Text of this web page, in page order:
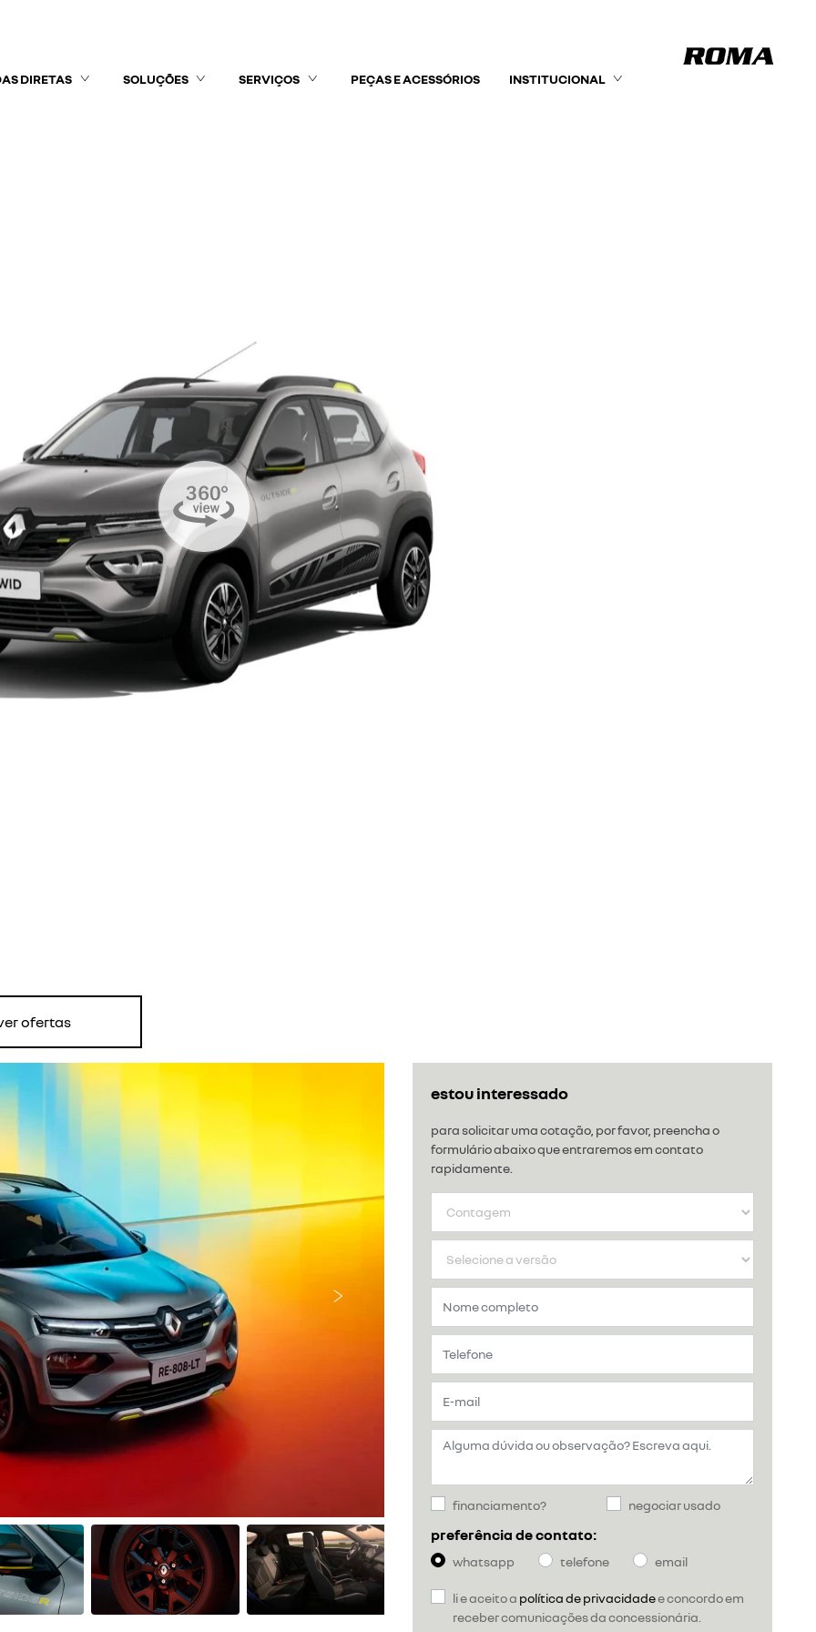
DIRETAS SOLUÇÕES SERVIÇOS PEÇAS E ACESSÓRIOS INSTITUCIONAL
ofertas
estou interessado
para solicitar uma cotação, por favor, preencha o
formulário abaixo que entraremos em contato
rapidamente.
financiamento? negociar usado
preferência de contato:
whatsapp telefone email
li e aceito a política de privacidadee concordo em
receber comunicações da concessionária.
Próximo